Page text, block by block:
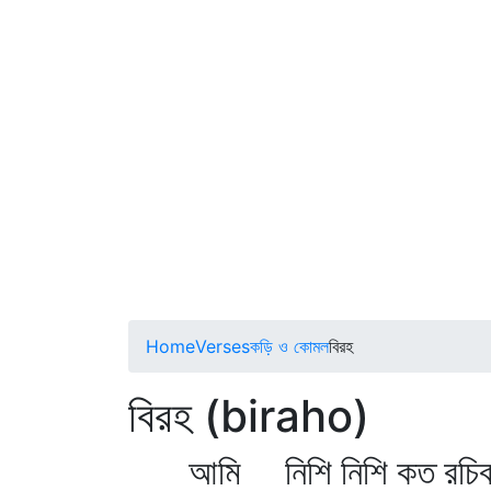
HomeVersesকড়ি ও কোমলবিরহ
বিরহ (biraho)
আমি নিশি নিশি কত